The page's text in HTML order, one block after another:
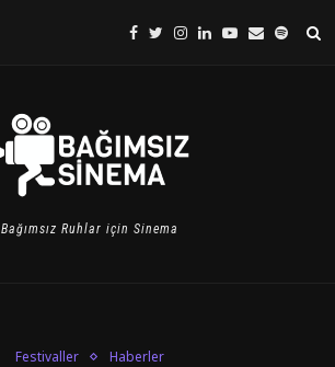
Bağımsız Ruhlar için Sinema
Festivaller Haberler